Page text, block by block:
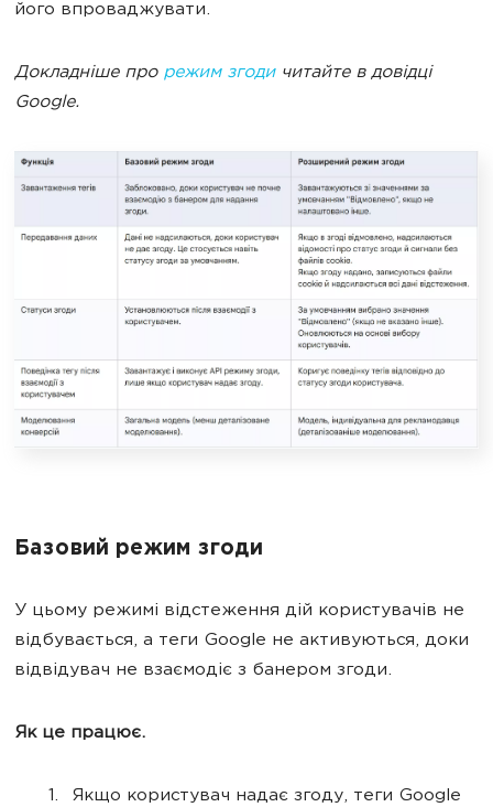
його впроваджувати.
Докладніше про режим згодичитайте в довідці
Google.
Базовий режим згоди
У цьому режимі відстеження дій користувачів не
відбувається, а теги Google не активуються, доки
відвідувач не взаємодіє з банером згоди.
Як це працює.
Якщо користувач надає згоду, теги Google